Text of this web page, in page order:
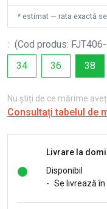
* estimat — rata exactă
: (Cod produs:
34
36 38
Nu știți de ce mărime
Consultați tabelul de
Livrare la
Disponibil
- Se livrează